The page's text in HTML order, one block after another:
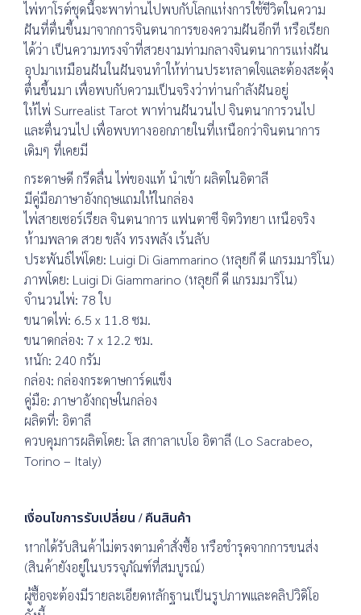
ไพ่ทาโรต์ชุดนี้จะพาท่านไปพบกับโลกแห่งการใช้ชีวิตในความ
ฝันที่ตื่นขึ้นมาจากการจินตนาการของความฝันอีกที หรือเรียก
ได้ว่า เป็นความทรงจำที่สวยงามท่ามกลางจินตนาการแห่งฝัน
อุปมาเหมือนฝันในฝันจนทำให้ท่านประหลาดใจและต้องสะดุ้ง
ตื่นขึ้นมา เพื่อพบกับความเป็นจริงว่าท่านกำลังฝันอยู่
ให้ไพ่ Surrealist Tarot พาท่านฝันวนไป จินตนาการวนไป
และตื่นวนไป เพื่อพบทางออกภายในที่เหนือกว่าจินตนาการ
เดิมๆ ที่เคยมี
กระดาษดี กรีดลื่น ไพ่ของแท้ นำเข้า ผลิตในอิตาลี
มีคู่มือภาษาอังกฤษแถมให้ในกล่อง
ไพ่สายเซอร์เรียล จินตนาการ แฟนตาซี จิตวิทยา เหนือจริง
ห้ามพลาด สวย ขลัง ทรงพลัง เร้นลับ
ประพันธ์ไพ่โดย: Luigi Di Giammarino (หลุยกี ดี แกรมมาริโน)
ภาพโดย: Luigi Di Giammarino (หลุยกี ดี แกรมมาริโน)
จำนวนไพ่: 78 ใบ
ขนาดไพ่: 6.5 x 11.8 ซม.
ขนาดกล่อง: 7 x 12.2 ซม.
หนัก: 240 กรัม
กล่อง: กล่องกระดาษการ์ดแข็ง
คู่มือ: ภาษาอังกฤษในกล่อง
ผลิตที่: อิตาลี
ควบคุมการผลิตโดย: โล สกาลาเบโอ อิตาลี (Lo Sacrabeo,
Torino – Italy)
เงื่อนไขการรับเปลี่ยน / คืนสินค้า
หากได้รับสินค้าไม่ตรงตามคำสั่งซื้อ หรือชำรุดจากการขนส่ง
(สินค้ายังอยู่ในบรรจุภัณฑ์ที่สมบูรณ์)
ผู้ซื้อจะต้องมีรายละเอียดหลักฐานเป็นรูปภาพและคลิปวิดิโอ